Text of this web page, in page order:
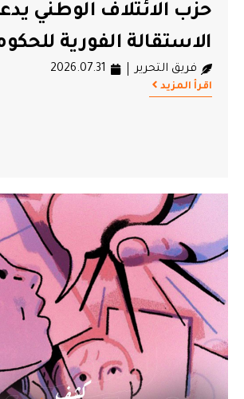
حزب الائتلاف الوطني
الاستقالة الفورية
فريق التحرير 2026.07.31
اقرأ المزيد